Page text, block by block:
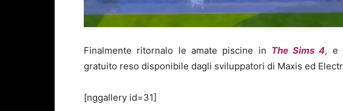
Finalmente ritornalo le amate piscine in The Sims 4, e
gratuito reso disponibile dagli sviluppatori di Maxis ed
[nggallery id=31]